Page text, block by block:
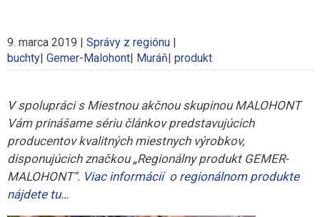
9. marca 2019 | Správy z regiónu |
buchty| Gemer-Malohont| Muráň| produkt
V spolupráci s Miestnou akčnou skupinou MALOHONT
Vám prinášame sériu článkov predstavujúcich
producentov kvalitných miestnych výrobkov,
disponujúcich značkou „Regionálny produkt GEMER-
MALOHONT“. Viac informácií o regionálnom produkte
nájdete tu…